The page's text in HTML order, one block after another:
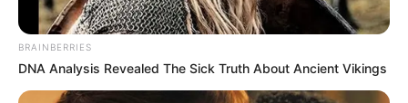
BRAINBERRIES
DNA Analysis Revealed The Sick Truth About Ancient Vikings